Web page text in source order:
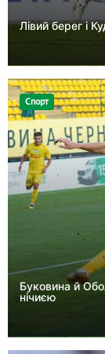
Лівий берег і
Спорт
Буковина й
нічиєю